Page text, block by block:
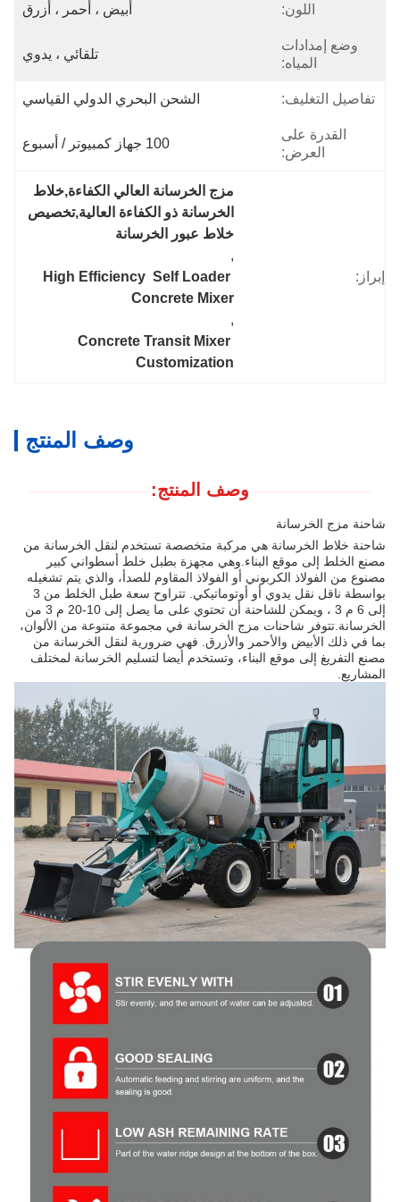
اللون: أبيض ، أحمر ، أزرق
وضع إمدادات
المياه:
تلقائي ، يدوي
تفاصيل التغليف: الشحن البحري الدولي القياسي
القدرة على
العرض:
100 جهاز كمبيوتر / أسبوع
إبراز:
مزج الخرسانة العالي الكفاءة,خلاط
الخرسانة ذو الكفاءة العالية,تخصيص
خلاط عبور الخرسانة
,
High Efficiency  Self Loader
Concrete Mixer
,
Concrete Transit Mixer
Customization
وصف المنتج
وصف المنتج:
شاحنة مزج الخرسانة
شاحنة خلاط الخرسانة هي مركبة متخصصة تستخدم لنقل الخرسانة من
مصنع الخلط إلى موقع البناء.وهي مجهزة بطبل خلط أسطواني كبير
مصنوع من الفولاذ الكربوني أو الفولاذ المقاوم للصدأ، والذي يتم تشغيله
بواسطة ناقل نقل يدوي أو أوتوماتيكي. تتراوح سعة طبل الخلط من 3
إلى 6 م 3 ، ويمكن للشاحنة أن تحتوي على ما يصل إلى 10-20 م 3 من
الخرسانة.تتوفر شاحنات مزج الخرسانة في مجموعة متنوعة من الألوان،
بما في ذلك الأبيض والأحمر والأزرق. فهي ضرورية لنقل الخرسانة من
مصنع التفريغ إلى موقع البناء، وتستخدم أيضا لتسليم الخرسانة لمختلف
المشاريع.